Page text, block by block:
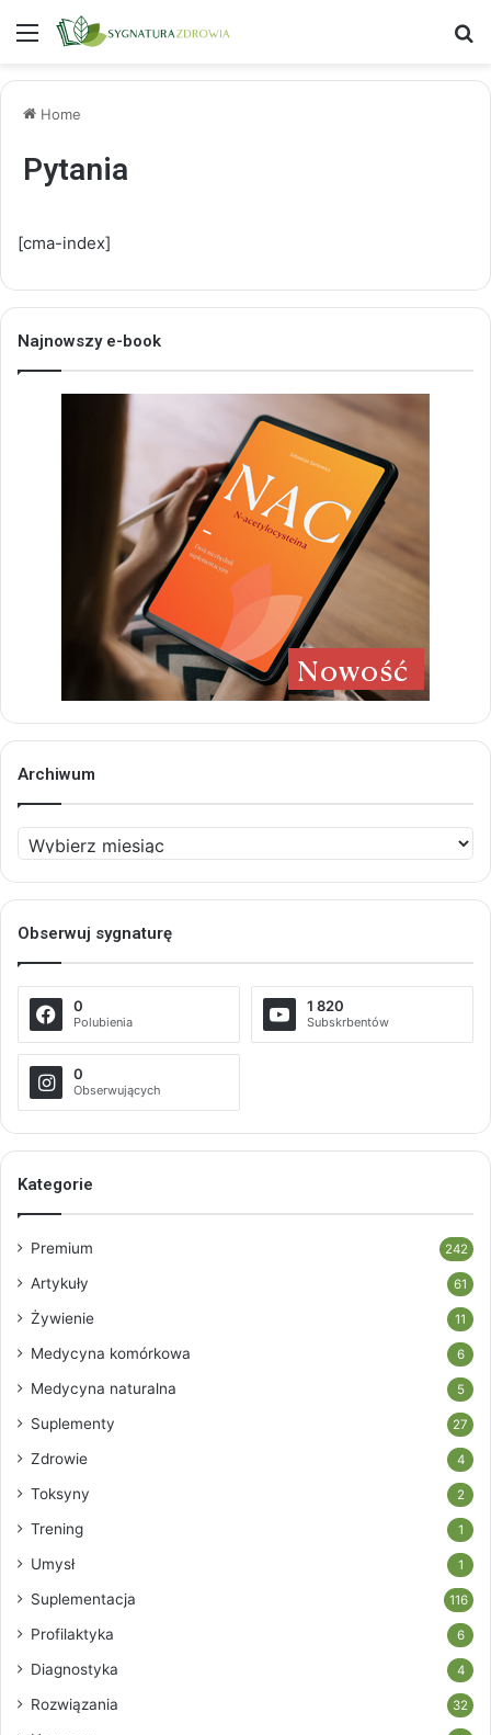
Menu
Home
Pytania
[cma-index]
Najnowszy e-book
Archiwum
Archiwum
Obserwuj sygnaturę
0
Polubienia
1 820
Subskrbentów
0
Obserwujących
Kategorie
Premium 242
Artykuły 61
Żywienie 11
Medycyna komórkowa 6
Medycyna naturalna 5
Suplementy 27
Zdrowie 4
Toksyny 2
Trening 1
Umysł 1
Suplementacja 116
Profilaktyka 6
Diagnostyka 4
Rozwiązania 32